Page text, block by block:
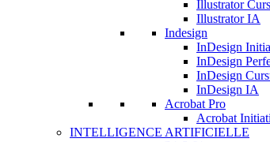
Illustrator
Illustrator IA
Indesign
InDesign
InDesign
InDesign
InDesign IA
Acrobat Pro
Acrobat
INTELLIGENCE ARTIFICIELLE